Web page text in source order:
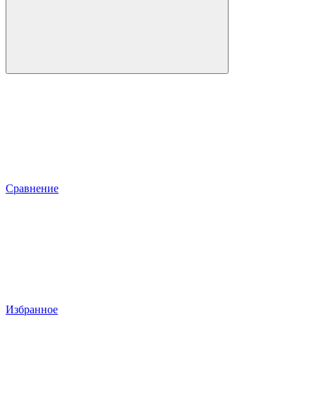
Сравнение
Избранное